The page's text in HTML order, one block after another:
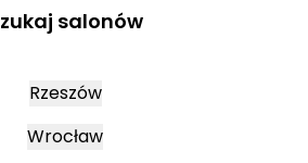
salonów
Rzeszów
Wrocław